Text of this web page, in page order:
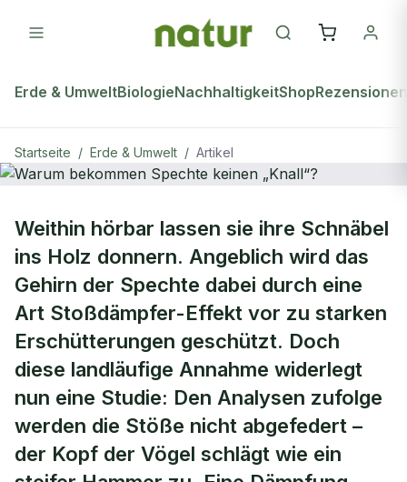
Erde & UmweltBiologieNachhaltigkeitShopRezensionen
Startseite / Erde & Umwelt / Artikel
Warum bekommen Spechte keinen
„Knall“?
Weithin hörbar lassen sie ihre Schnäbel
ins Holz donnern. Angeblich wird das
Gehirn der Spechte dabei durch eine
Art Stoßdämpfer-Effekt vor zu starken
Erschütterungen geschützt. Doch
diese landläufige Annahme widerlegt
nun eine Studie: Den Analysen zufolge
werden die Stöße nicht abgefedert –
der Kopf der Vögel schlägt wie ein